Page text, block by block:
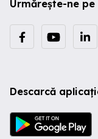
Urmărește-ne pe
Descarcă